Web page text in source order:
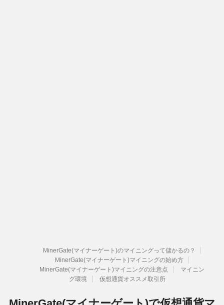
MinerGate(マイナーゲート)のマイニングって儲かるの？
MinerGate(マイナーゲート)マイニングの始め方
MinerGate(マイナーゲート)マイニングの注意点
マイニン
グ環境
仮想通貨オススメ取引所